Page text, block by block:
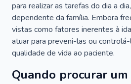
para realizar as tarefas do dia a
dependente da família. Embora
vistas como fatores inerentes à
atuar para preveni-las ou
qualidade de vida ao paciente.
Quando procurar